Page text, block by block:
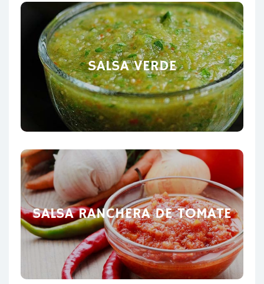
SALSA VERDE
SALSA RANCHERA DE TOMATE